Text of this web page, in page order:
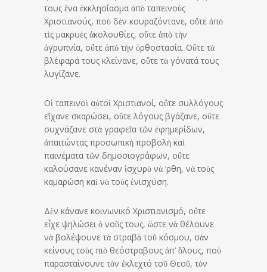
τους ἕνα ἐκκλησίασμα ἀπὸ ταπεινοὺς
Χριστιανούς, ποὺ δὲν κουραζόντανε, οὔτε ἀπὸ
τὶς μακρυὲς ἀκολουθίες, οὔτε ἀπὸ τὴν
ἀγρυπνία, οὔτε ἀπὸ τὴν ὀρθο­στασία. Οὔτε τὰ
βλέφαρά τους κλείνανε, οὔτε τὰ γόνατά τους
λυγίζανε.
Οἱ ταπεινοὶ αὐτοὶ Χριστιανοί, οὔτε συλλόγους
εἴχανε σκαρώ­σει, οὔτε λόγους βγάζανε, οὔτε
συχνάζανε στὰ γραφεῖα τῶν ἐφημερίδων,
ἀπαιτώντας προ­σωπικὴ προβολὴ καὶ
παινέματα τῶν δημοσιογράφων, οὔτε
καλούσανε κανέναν ἰσχυρὸ νὰ ‘ρθη, νὰ τοὺς
καμαρώση καὶ νὰ τοὺς ἐνισχύση.
Δὲν κάνανε κοινωνικό Χρι­στιανισμό, οὔτε
εἶχε ψηλώσει ὁ νοῦς τους, ὥστε νὰ θέλουνε
νὰ βολέψουνε τὰ στραβὰ τοῦ κό­σμου, σὰν
κείνους τοὺς πιὸ θεόστραβους ἀπ’ ὅλους, ποὺ
παρασταίνουνε τὸν ἐκλεχτό τοῦ Θεοῦ, τὸν